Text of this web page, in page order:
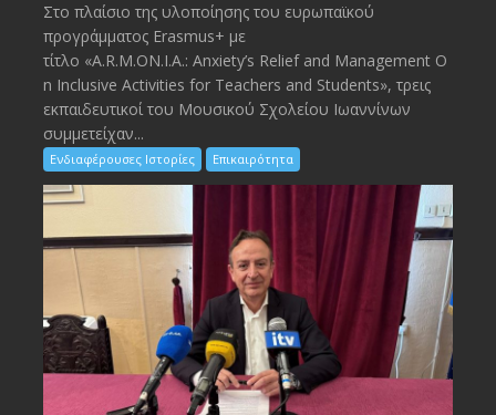
Στο πλαίσιο της υλοποίησης του ευρωπαϊκού
προγράμματος Erasmus+ με
τίτλο «A.R.M.ON.I.A.: Anxiety’s Relief and Management O
n Inclusive Activities for Teachers and Students», τρεις
εκπαιδευτικοί του Μουσικού Σχολείου Ιωαννίνων
συμμετείχαν...
Ενδιαφέρουσες Ιστορίες Επικαιρότητα